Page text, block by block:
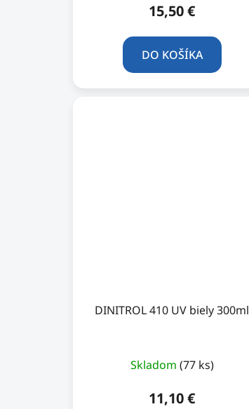
15,50 €
DO KOŠÍKA
DINITROL 410 UV biely 300ml
Skladom (77 ks)
11,10 €